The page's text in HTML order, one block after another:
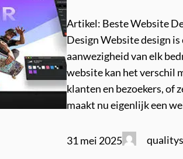
Artikel: Beste Website
Design Website design
aanwezigheid van elk
website kan het verschil
klanten en bezoekers, of
maakt nu eigenlijk een
31 mei 2025